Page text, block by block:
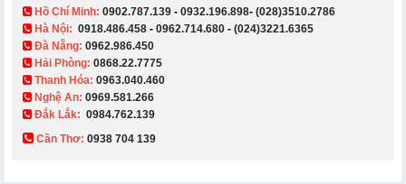
​ Hồ Chí Minh: 0902.787.139 - 0932.196.898- (028)3510.2786
Hà Nội: 0918.486.458 - 0962.714.680 - (024)3221.6365
Đà Nẵng: 0962.986.450
Hải Phòng: 0868.22.7775
Thanh Hóa: 0963.040.460
Nghệ An: 0969.581.266
Đắk Lắk: 0984.762.139
Cần Thơ: 0938 704 139​